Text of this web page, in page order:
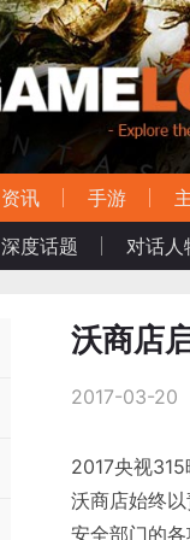
资讯 手游
深度话题
对话人
沃商店
2017-03-20
2017央视315
沃商店始终
安全部门的